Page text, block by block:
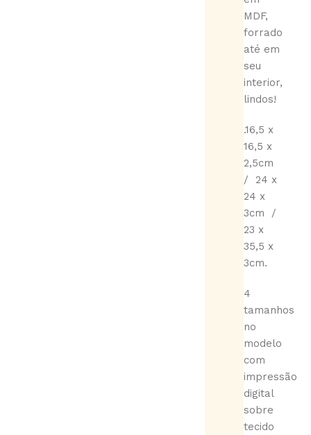
MDF,
forrado
até em
seu
interior,
lindos!
.16,5 x
16,5 x
2,5cm
/ 24 x
24 x
3cm /
23 x
35,5 x
3cm.
4
tamanhos
no
modelo
com
impressão
digital
sobre
tecido